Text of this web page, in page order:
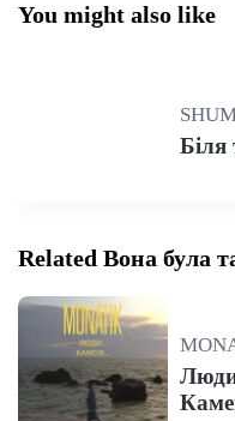
You might also like
Біля
Related Вона була